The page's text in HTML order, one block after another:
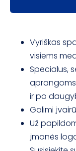
Vyriškas
visiems
Specialus,
aprangoms
ir po
Galimi
Už
įmonės